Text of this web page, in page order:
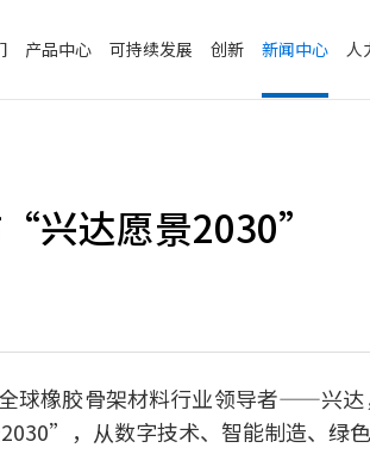
产品中心 可持续发展 创新 新闻中心 人
兴达愿景2030”
球橡胶骨架材料行业领导者——兴
，从数字技术、智能制造、绿